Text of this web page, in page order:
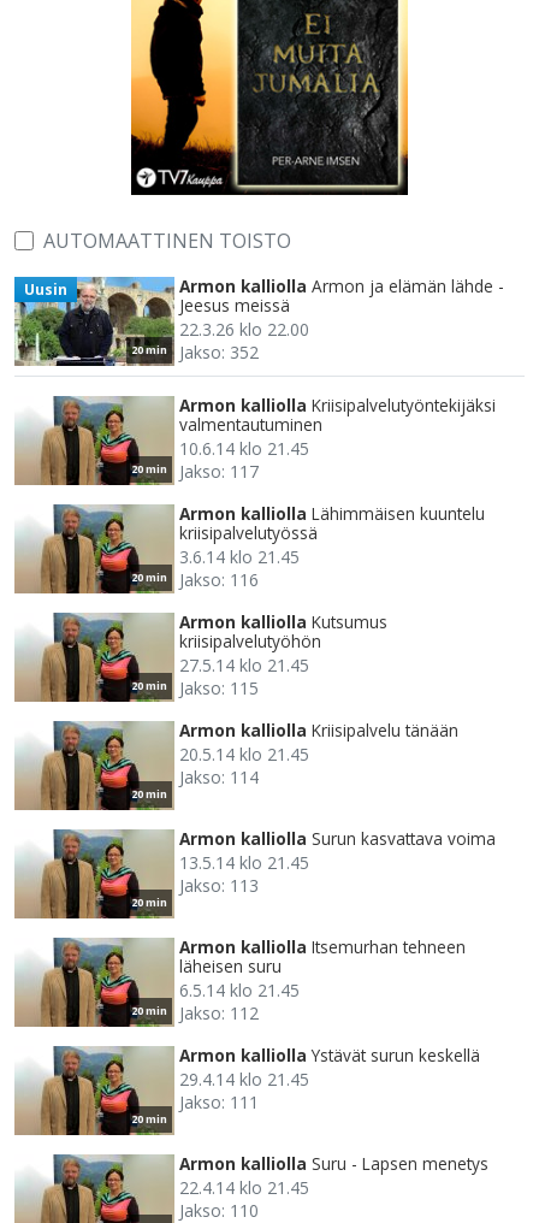
AUTOMAATTINEN TOISTO
20 min
Uusin Armon kalliolla Armon ja elämän lähde -
Jeesus meissä
22.3.26 klo 22.00
Jakso: 352
20 min
Armon kalliolla Kriisipalvelutyöntekijäksi
valmentautuminen
10.6.14 klo 21.45
Jakso: 117
20 min
Armon kalliolla Lähimmäisen kuuntelu
kriisipalvelutyössä
3.6.14 klo 21.45
Jakso: 116
20 min
Armon kalliolla Kutsumus
kriisipalvelutyöhön
27.5.14 klo 21.45
Jakso: 115
20 min
Armon kalliolla Kriisipalvelu tänään
20.5.14 klo 21.45
Jakso: 114
20 min
Armon kalliolla Surun kasvattava voima
13.5.14 klo 21.45
Jakso: 113
20 min
Armon kalliolla Itsemurhan tehneen
läheisen suru
6.5.14 klo 21.45
Jakso: 112
20 min
Armon kalliolla Ystävät surun keskellä
29.4.14 klo 21.45
Jakso: 111
Armon kalliolla Suru - Lapsen menetys
22.4.14 klo 21.45
Jakso: 110